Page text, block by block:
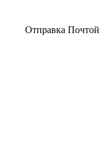
Отправка Почтой